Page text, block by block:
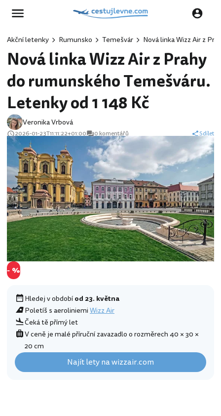
Akční letenky Rumunsko Temešvár Nová linka Wizz Air z
Nová linka Wizz Air z Prahy
do rumunského Temešváru.
Letenky od 1 148 Kč
Veronika Vrbová
2026-01-23T11:11:22+01:00 0 komentářů Sdílet
- %
Hledej v obdobíod 23. května
Poletíš s aeroliniemiWizz Air
Čeká tě přímý let
V ceně je malé příruční zavazadlo o rozměrech 40 × 30 ×
20 cm
Najít lety na wizzair.com